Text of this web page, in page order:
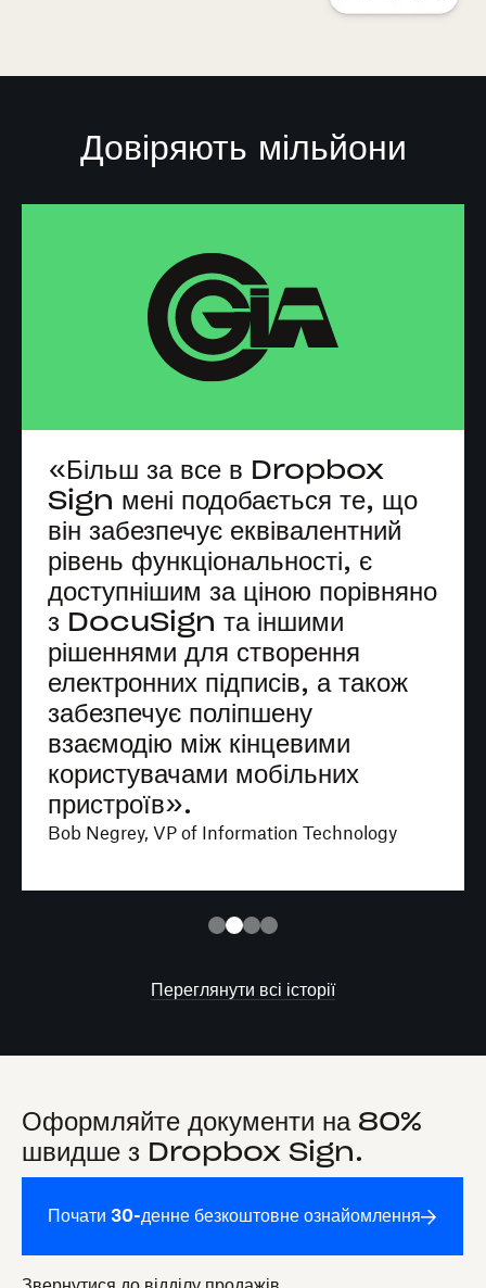
Довіряють мільйони
«Більш за все в Dropbox
Sign мені подобається те, що
він забезпечує еквівалентний
рівень функціональності, є
доступнішим за ціною порівняно
з DocuSign та іншими
рішеннями для створення
електронних підписів, а також
забезпечує поліпшену
взаємодію між кінцевими
користувачами мобільних
пристроїв».
Bob Negrey, VP of Information Technology
Переглянути всі історії
Оформляйте документи на 80%
швидше з Dropbox Sign.
Почати 30-денне безкоштовне ознайомлення